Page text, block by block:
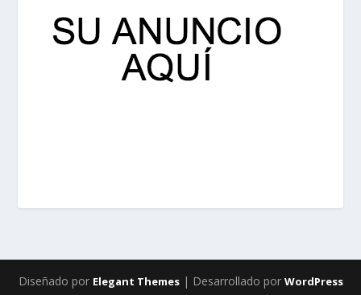
Diseñado por Elegant Themes| Desarrollado por WordPress